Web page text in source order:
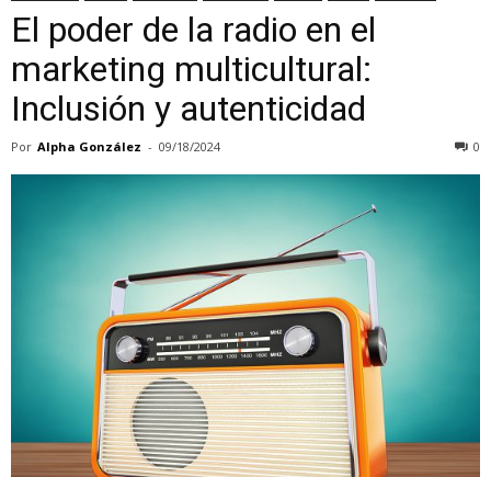
El poder de la radio en el
marketing multicultural:
Inclusión y autenticidad
Por Alpha González - 09/18/2024 0